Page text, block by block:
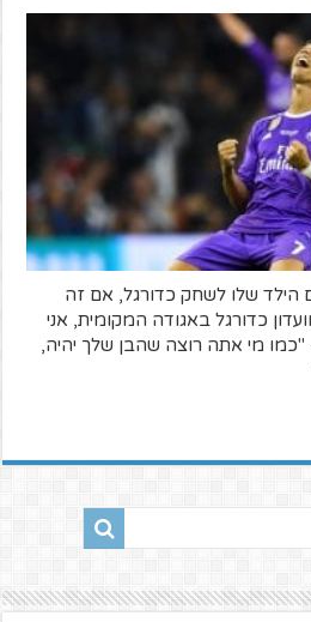
הילד שלו לשחק כדורגל, אם זה
כדורגל באגודה המקומית, אני
מי אתה רוצה שהבן שלך יהיה,